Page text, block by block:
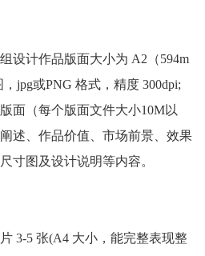
设计作品版面大小为 A2（594m
jpg或PNG 格式，精度 300dpi;
面（每个版面文件大小10M以
述、作品价值、市场前景、效果
寸图及设计说明等内容。
3-5 张(A4 大小，能完整表现整